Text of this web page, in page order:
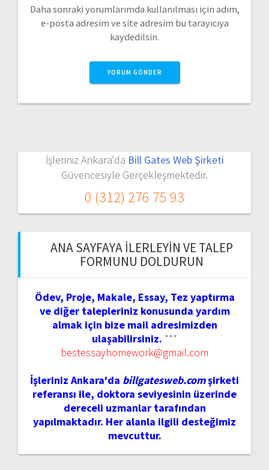
Daha sonraki yorumlarımda kullanılması için adım,
e-posta adresim ve site adresim bu tarayıcıya
kaydedilsin.
İşleriniz Ankara'da Bill Gates Web Şirketi
Güvencesiyle Gerçekleşmektedir.
0 (312) 276 75 93
ANA SAYFAYA İLERLEYIN VE TALEP
FORMUNU DOLDURUN
Ödev, Proje, Makale, Essay, Tez yaptırma
ve diğer talepleriniz konusunda yardım
almak için bize mail adresimizden
ulaşabilirsiniz. ***
bestessayhomework@gmail.com
İşleriniz Ankara'da billgatesweb.comşirketi
referansı ile, doktora seviyesinin üzerinde
dereceli uzmanlar tarafından
yapılmaktadır. Her alanla ilgili desteğimiz
mevcuttur.